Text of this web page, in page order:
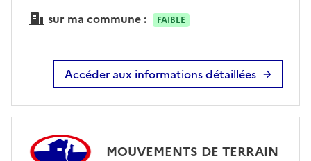
sur ma commune : FAIBLE
Accéder aux informations détaillées
MOUVEMENTS DE TERRAIN